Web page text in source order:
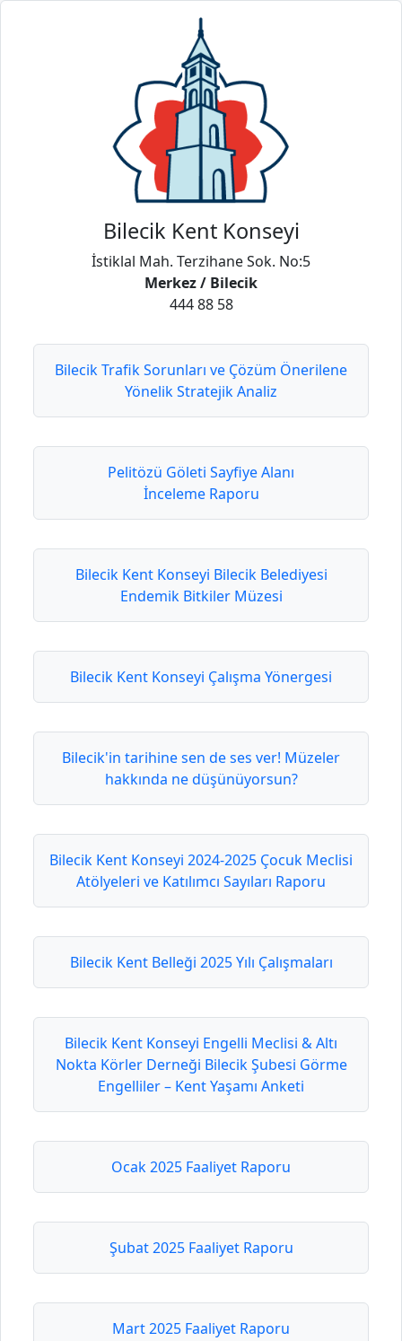
Bilecik Kent Konseyi
İstiklal Mah. Terzihane Sok. No:5
Merkez / Bilecik
444 88 58
Bilecik Trafik Sorunları ve Çözüm Önerilene
Yönelik Stratejik Analiz
Pelitözü Göleti Sayfiye Alanı
İnceleme Raporu
Bilecik Kent Konseyi Bilecik Belediyesi
Endemik Bitkiler Müzesi
Bilecik Kent Konseyi Çalışma Yönergesi
Bilecik'in tarihine sen de ses ver! Müzeler
hakkında ne düşünüyorsun?
Bilecik Kent Konseyi 2024-2025 Çocuk Meclisi
Atölyeleri ve Katılımcı Sayıları Raporu
Bilecik Kent Belleği 2025 Yılı Çalışmaları
Bilecik Kent Konseyi Engelli Meclisi & Altı
Nokta Körler Derneği Bilecik Şubesi Görme
Engelliler – Kent Yaşamı Anketi
Ocak 2025 Faaliyet Raporu
Şubat 2025 Faaliyet Raporu
Mart 2025 Faaliyet Raporu